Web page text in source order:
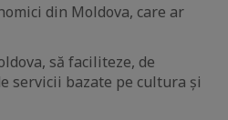
din Moldova, care ar
să faciliteze, de
servicii bazate pe cultura și